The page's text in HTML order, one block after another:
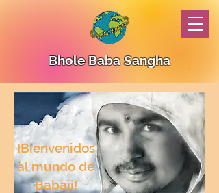
Bhole Baba Sangha
¡Bienvenidos
al mundo de
Babaji!